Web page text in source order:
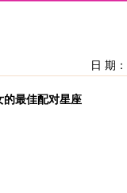
日 期
的最佳配对星座